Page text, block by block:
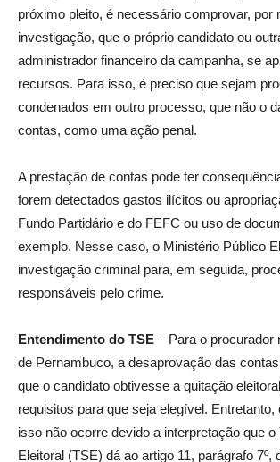
próximo pleito, é necessário comprovar, por
investigação, que o próprio candidato ou
administrador financeiro da campanha, se
recursos. Para isso, é preciso que sejam
condenados em outro processo, que não o
contas, como uma ação penal.
A prestação de contas pode ter
forem detectados gastos ilícitos ou
Fundo Partidário e do FEFC ou uso de
exemplo. Nesse caso, o Ministério Público
investigação criminal para, em seguida,
responsáveis pelo crime.
Entendimento do TSE – Para o procurador
de Pernambuco, a desaprovação das
que o candidato obtivesse a quitação
requisitos para que seja elegível. Entretanto,
isso não ocorre devido a interpretação que o
Eleitoral (TSE) dá ao artigo 11, parágrafo 7º,